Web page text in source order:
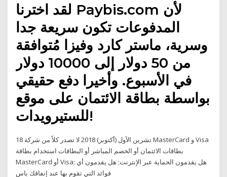
لقد اخترنا Paybis.com لأن
المدفوعات تكون سريعة جدا
وسرية، ماستر كارد وفيزا مُتوافقة
من 50 دولار إلى 10000 دولار
في الأسبوع. وأخيرا دفع حقيقي
بواسطة بطاقة الائتمان على موقع
للستيرويدات!
18 تشرين الأول (أكتوبر) 2018 لا تصدر كلاً من شركة MasterCard و Visa
بطاقات الائتمان أو الخصم المباشر أو البطاقات استخدام بطاقة
MasterCard أو Visa; هل يقدمون الحماية عبر الإنترنت; هل يقدمون أي
فوائد التي تقوم بها عند إنفاقك باس